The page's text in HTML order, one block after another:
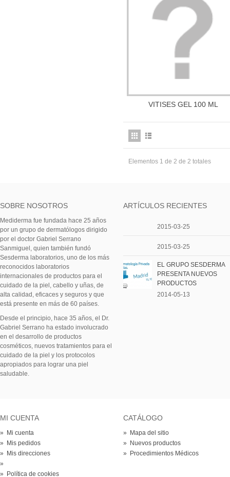
Más información
VITISES GEL 100 ML
Elementos 1 de 2 de 2 totales
SOBRE NOSOTROS
Mediderma fue fundada hace 25 años
por un grupo de dermatólogos dirigido
por el doctor Gabriel Serrano
Sanmiguel, quien también fundó
Sesderma laboratorios, uno de los más
reconocidos laboratorios
internacionales de productos para el
cuidado de la piel, cabello y uñas, de
alta calidad, eficaces y seguros y que
está presente en más de 60 países.
Desde el principio, hace 35 años, el Dr.
Gabriel Serrano ha estado involucrado
en el desarrollo de productos
cosméticos, nuevos tratamientos para el
cuidado de la piel y los protocolos
apropiados para lograr una piel
saludable.
ARTÍCULOS RECIENTES
2015-03-25
2015-03-25
EL GRUPO SESDERMA
PRESENTA NUEVOS
PRODUCTOS
2014-05-13
MI CUENTA
» Mi cuenta
» Mis pedidos
» Mis direcciones
»
» Política de cookies
CATÁLOGO
» Mapa del sitio
» Nuevos productos
» Procedimientos Médicos